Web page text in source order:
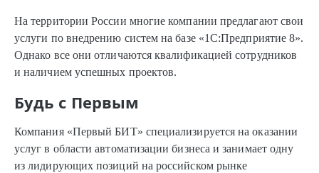
На территории России многие компании предлагают свои
услуги по внедрению систем на базе «1С:Предприятие 8».
Однако все они отличаются квалификацией сотрудников
и наличием успешных проектов.
Будь с Первым
Компания «Первый БИТ» специализируется на оказании
услуг в области автоматизации бизнеса и занимает одну
из лидирующих позиций на российском рынке